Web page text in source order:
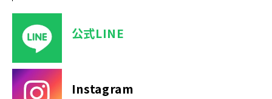
公式LINE
Instagram